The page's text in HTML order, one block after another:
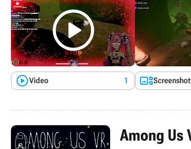

Video 1 
Among Us